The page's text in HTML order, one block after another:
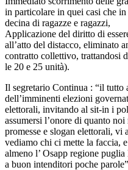
in particolare in quei casi che
decina di ragazze e ragazzi,
Applicazione del diritto di
all’atto del distacco, eliminato
contratto collettivo, trattandosi
le 20 e 25 unità).
Il segretario Continua : “il tutto
dell’imminenti elezioni
elettorali, invitando al sit-in i
assumersi l’onore di quanto
promesse e slogan elettorali, vi
vediamo chi ci mette la faccia,
almeno l’ Osapp regione
a buon intenditori poche